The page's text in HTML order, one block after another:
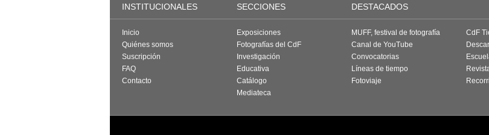
INSTITUCIONALES SECCIONES DESTACADOS
Inicio
Quiénes somos
Suscripción
FAQ
Contacto
Exposiciones
Fotografías del CdF
Investigación
Educativa
Catálogo
Mediateca
MUFF, festival de fotografía
Canal de YouTube
Convocatorias
Líneas de tiempo
Fotoviaje
CdF